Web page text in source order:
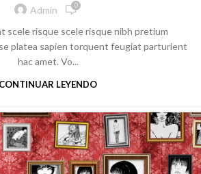
Admin 0
scele risque scele risque nibh pretium
platea sapien torquent feugiat parturient
hac amet. Vo...
CONTINUAR LEYENDO